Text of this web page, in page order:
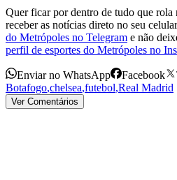
Quer ficar por dentro de tudo que rola
receber as notícias direto no seu
do Metrópoles no Telegram e não
perfil de esportes do Metrópoles no
Enviar no WhatsApp Facebook
Botafogo,chelsea,futebol,Real Madrid
Ver Comentários